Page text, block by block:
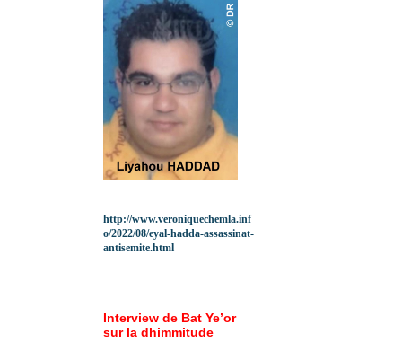
http://www.veroniquechemla.inf
o/2022/08/eyal-hadda-assassinat-
antisemite.html
Interview de Bat Ye’or
sur la dhimmitude